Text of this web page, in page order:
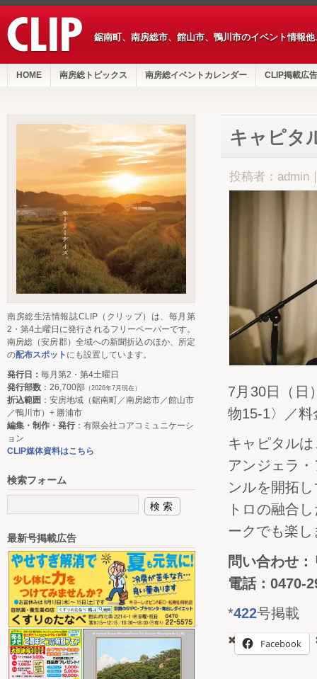
鋸南町、南房総市、館山市、鴨川市のイベント情報
HOME 南房総トピックス 南房総イベントカレンダー CLIP掲載広告
キャピタ
投稿者：admin
7月30日（日
物15-1〉／料
キャピタル
アンジェラ
ンルを開拓
トロの融合
ークでも楽
問い合わせ
電話：0470-
*422号掲載
Facebook
南房総生活情報誌CLIP（クリップ）は、毎月第
2・第4土曜日に発行されるフリーペーパーです。
南房総（安房郡）全域への新聞折込のほか、所定
の配布スポット にも設置しています。
発行日： 毎月第2・第4土曜日
発行部数 ：26,700部 （2026年7月現在）
折込範囲 ：安房地域（鋸南町／南房総市／館山市
／鴨川市）+ 勝浦市
編集・制作・発行：有限会社コアコミュニケーシ
ョン
CLIP媒体資料はこちら
検索フォーム
最新号掲載広告